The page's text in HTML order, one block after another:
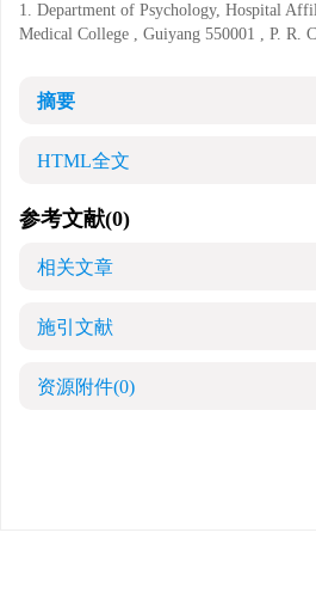
1. Department of Psychology, Hospital
Medical College , Guiyang 550001 , P. R.
摘要
HTML全文
参考文献(0)
相关文章
施引文献
资源附件(0)